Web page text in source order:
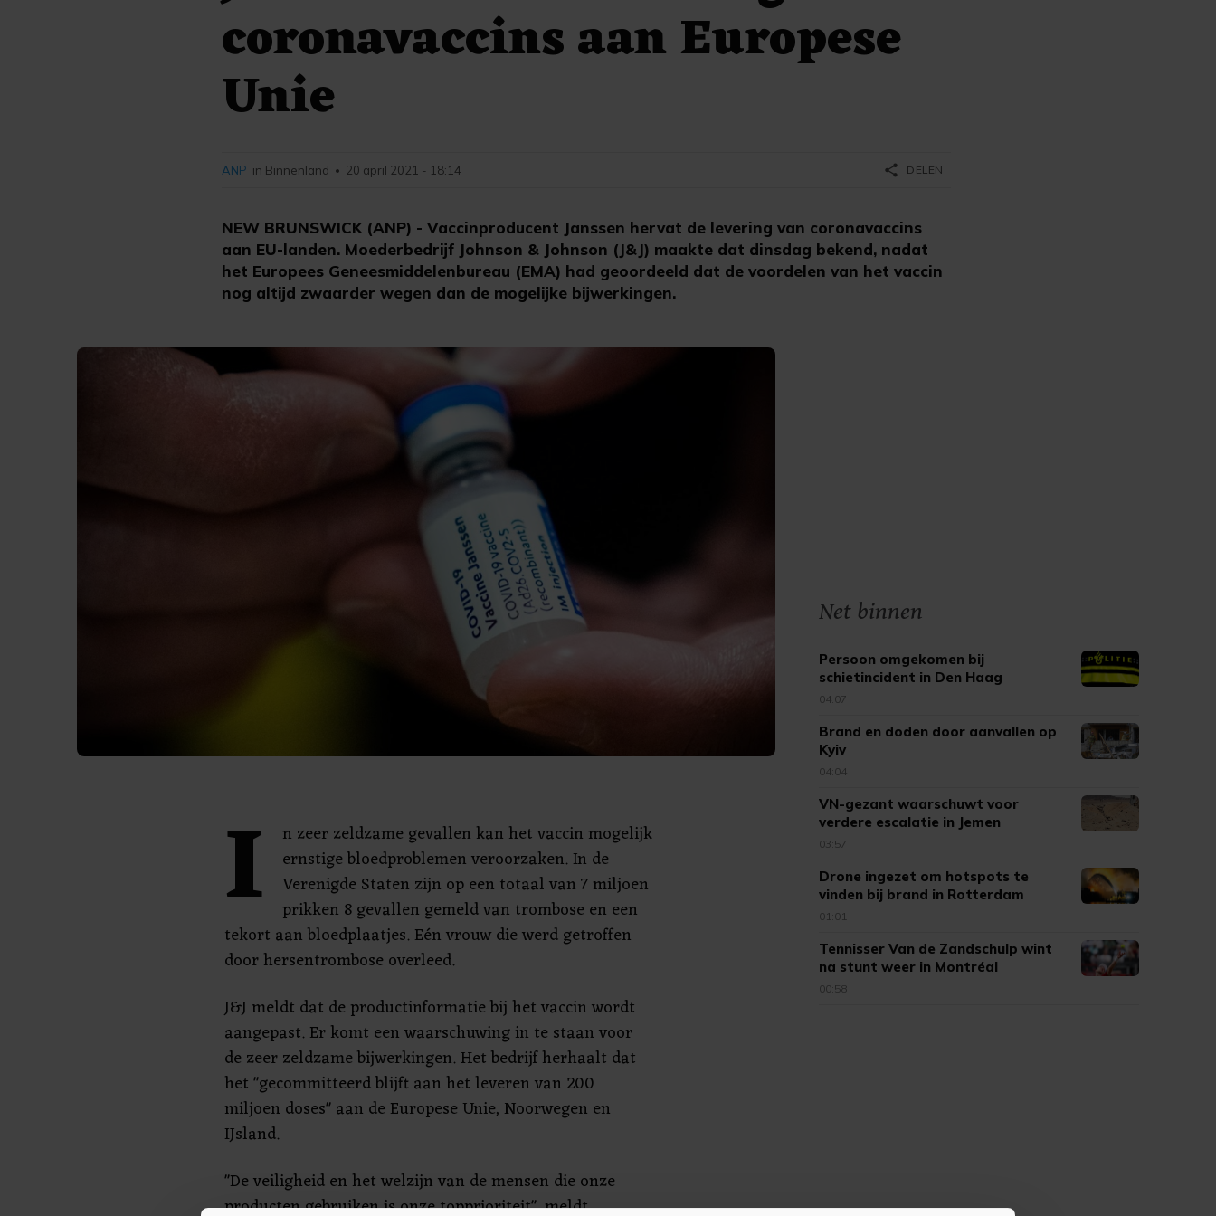
coronavaccins aan Europese
Unie
NEW BRUNSWICK (ANP) - Vaccinproducent Janssen hervat de levering van coronavaccins
aan EU-landen. Moederbedrijf Johnson & Johnson (J&J) maakte dat dinsdag bekend, nadat
het Europees Geneesmiddelenbureau (EMA) had geoordeeld dat de voordelen van het vaccin
nog altijd zwaarder wegen dan de mogelijke bijwerkingen.
ANP in Binnenland • 20 april 2021 - 18:14 share DELEN
I
n zeer zeldzame gevallen kan het vaccin mogelijk
ernstige bloedproblemen veroorzaken. In de
Verenigde Staten zijn op een totaal van 7 miljoen
prikken 8 gevallen gemeld van trombose en een
tekort aan bloedplaatjes. Eén vrouw die werd getroffen
door hersentrombose overleed.
J&J meldt dat de productinformatie bij het vaccin wordt
aangepast. Er komt een waarschuwing in te staan voor
de zeer zeldzame bijwerkingen. Het bedrijf herhaalt dat
het "gecommitteerd blijft aan het leveren van 200
miljoen doses" aan de Europese Unie, Noorwegen en
IJsland.
"De veiligheid en het welzijn van de mensen die onze
producten gebruiken is onze topprioriteit", meldt
Net binnen
Persoon omgekomen bij
schietincident in Den Haag
04:07
Brand en doden door aanvallen op
Kyiv
04:04
VN-gezant waarschuwt voor
verdere escalatie in Jemen
03:57
Drone ingezet om hotspots te
vinden bij brand in Rotterdam
01:01
Tennisser Van de Zandschulp wint
na stunt weer in Montréal
00:58